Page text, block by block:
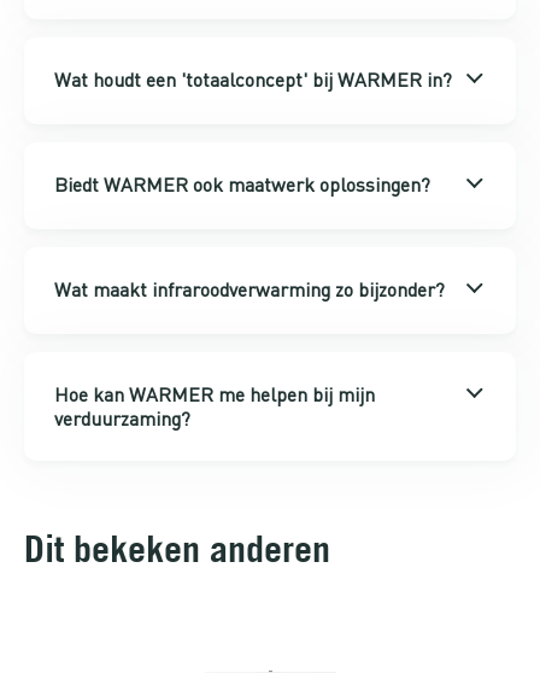
Wat houdt een 'totaalconcept' bij WARMER in?
Biedt WARMER ook maatwerk oplossingen?
Wat maakt infraroodverwarming zo bijzonder?
Hoe kan WARMER me helpen bij mijn
verduurzaming?
Dit bekeken anderen